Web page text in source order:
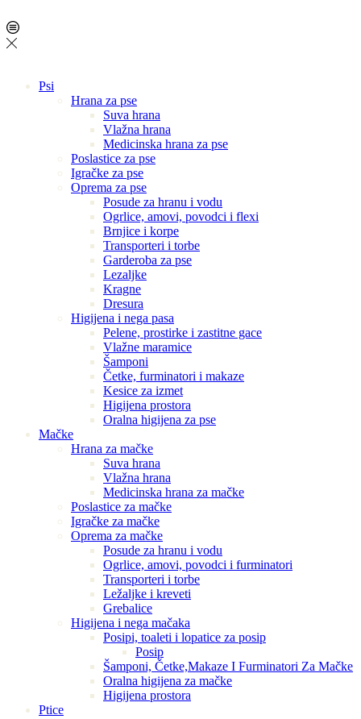
Psi
Hrana za pse
Suva hrana
Vlažna hrana
Medicinska hrana za pse
Poslastice za pse
Igračke za pse
Oprema za pse
Posude za hranu i vodu
Ogrlice, amovi, povodci i flexi
Brnjice i korpe
Transporteri i torbe
Garderoba za pse
Lezaljke
Kragne
Dresura
Higijena i nega pasa
Pelene, prostirke i zastitne gace
Vlažne maramice
Šamponi
Četke, furminatori i makaze
Kesice za izmet
Higijena prostora
Oralna higijena za pse
Mačke
Hrana za mačke
Suva hrana
Vlažna hrana
Medicinska hrana za mačke
Poslastice za mačke
Igračke za mačke
Oprema za mačke
Posude za hranu i vodu
Ogrlice, amovi, povodci i furminatori
Transporteri i torbe
Ležaljke i kreveti
Grebalice
Higijena i nega mačaka
Posipi, toaleti i lopatice za posip
Posip
Šamponi, Četke,Makaze I Furminatori Za Mačke
Oralna higijena za mačke
Higijena prostora
Ptice